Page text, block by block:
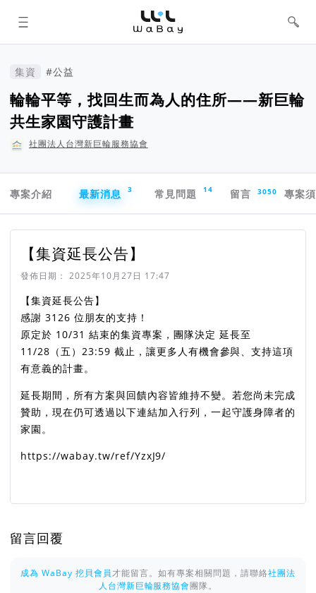
WaBay 挖貝 | 台灣最值得信賴的群眾
集資 / 群眾募資平台
集資 #公益
輪輪平等，找回生而為人的住所——新巨輪
共生家園守護計畫
社團法人台灣新巨輪服務協會
專案介紹
最新消息 3 常見問題 14 留言 3050 專案
【集資延長公告】
發佈日期： 2025年10月27日 17:47
【集資延長公告】
感謝 3126 位朋友的支持！
原定於 10/31 結束的集資專案，團隊決定 延長至
11/28（五）23:59 截止，讓更多人有機會參與、支持這項
有意義的計畫。
延長期間，所有方案與回饋內容皆維持不變。若您尚未完成
贊助，現在仍可透過以下連結加入行列，一起守護身障者的
家園。
https://wabay.tw/ref/YzxJ9/
留言回覆
成為 WaBay 挖貝會員才能留言。如有專案相關問題，請聯絡社團法
人台灣新巨輪服務協會團隊。